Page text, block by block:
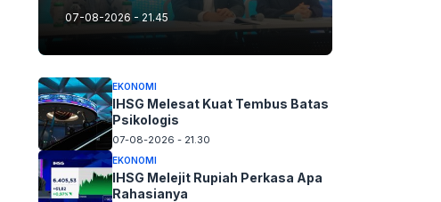
07-08-2026 - 21.45
EKONOMI
IHSG Melesat Kuat Tembus Batas
Psikologis
07-08-2026 - 21.30
EKONOMI
IHSG Melejit Rupiah Perkasa Apa
Rahasianya